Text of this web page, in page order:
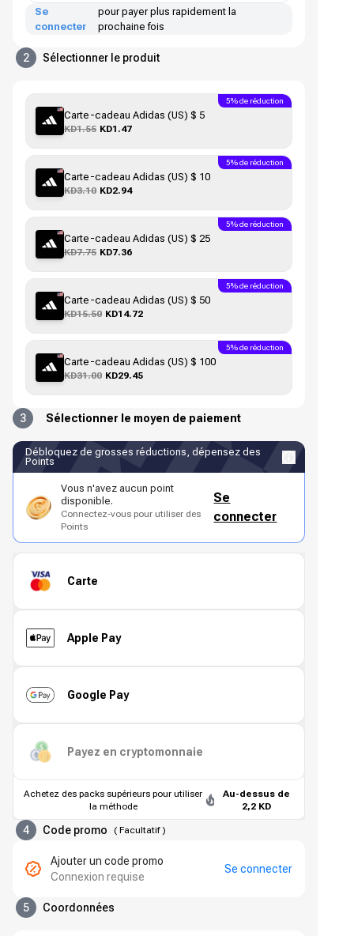
Se
connecter
pour payer plus rapidement la
prochaine fois
2 Sélectionner le produit
Carte-cadeau Adidas (US) $ 5
KD1.55 KD1.47
5% de réduction
Carte-cadeau Adidas (US) $ 10
KD3.10 KD2.94
5% de réduction
Carte-cadeau Adidas (US) $ 25
KD7.75 KD7.36
5% de réduction
Carte-cadeau Adidas (US) $ 50
KD15.50 KD14.72
5% de réduction
Carte-cadeau Adidas (US) $ 100
KD31.00 KD29.45
5% de réduction
3 Sélectionner le moyen de paiement
Débloquez de grosses réductions, dépensez des
Points
Vous n'avez aucun point
disponible.
Connectez-vous pour utiliser des
Points
Se
connecter
Carte
Apple Pay
Google Pay
Payez en cryptomonnaie
Achetez des packs supérieurs pour utiliser
la méthode
Au-dessus de
2,2 KD
4 Code promo ( Facultatif)
Ajouter un code promo
Connexion requise
Se connecter
5 Coordonnées